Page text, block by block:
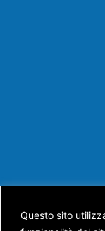
Questo sito